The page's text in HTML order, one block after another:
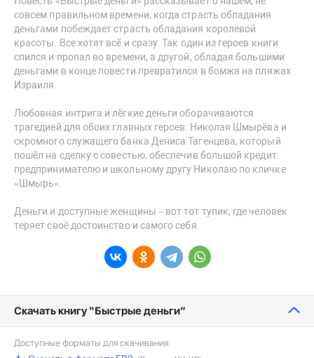
совсем правильном времени, когда страсть обладания
деньгами побеждает страсть обладания королевой
красоты. Все хотят всё и сразу. Так один из героев книги
спился и пропал во времени, а другой, обладая большими
деньгами в конце повести превратился в бомжа на пляжах
Израиля.
Любовная интрига и лёгкие деньги оборачиваются
трагедией для обоих главных героев: Николая Шмырёва и
скромного служащего банка Дениса Тагенцева, который
пошёл на сделку с совестью, обеспечив большой кредит
предпринимателю и школьному другу Николаю по кличке
«Шмырь».
Деньги и доступные женщины – вот тот тупик, где человек
теряет своё достоинство и самого себя.
Скачать книгу “Быстрые деньги”
Доступные форматы для скачивания: